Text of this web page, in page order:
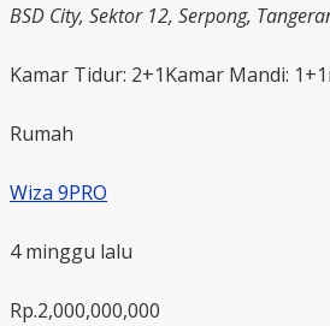
BSD City, Sektor 12, Serpong,
Kamar Tidur: 2+1Kamar Mandi: 1+1
Rumah
Wiza 9PRO
4 minggu lalu
Rp.2,000,000,000